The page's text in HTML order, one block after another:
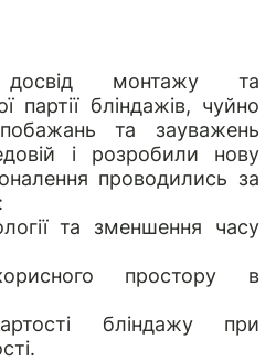
монтажу та
партії бліндажів, чуйно
та зауважень
і розробили нову
проводились за
та зменшення часу
простору в
бліндажу при